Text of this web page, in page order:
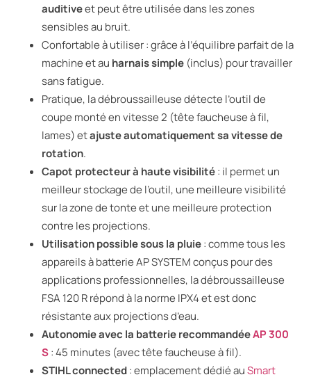
auditiveet peut être utilisée dans les zones
sensibles au bruit.
Confortable à utiliser : grâce à l’équilibre parfait de la
machine et au harnais simple (inclus) pour travailler
sans fatigue.
Pratique, la débroussailleuse détecte l’outil de
coupe monté en vitesse 2 (tête faucheuse à fil,
lames) etajuste automatiquement sa vitesse de
rotation.
Capot protecteur à haute visibilité: il permet un
meilleur stockage de l’outil, une meilleure visibilité
sur la zone de tonte et une meilleure protection
contre les projections.
Utilisation possible sous la pluie: comme tous les
appareils à batterie AP SYSTEM conçus pour des
applications professionnelles, la débroussailleuse
FSA 120 R répond à la norme IPX4 et est donc
résistante aux projections d’eau.
Autonomie avec la batterie recommandéeAP 300
S: 45 minutes (avec tête faucheuse à fil).
STIHL connected: emplacement dédié auSmart